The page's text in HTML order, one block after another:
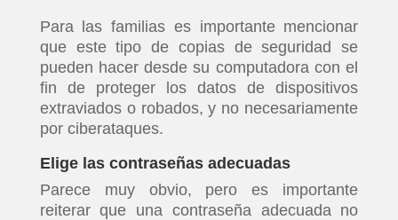
Para las familias es importante mencionar
que este tipo de copias de seguridad se
pueden hacer desde su computadora con el
fin de proteger los datos de dispositivos
extraviados o robados, y no necesariamente
por ciberataques.
Elige las contraseñas adecuadas
Parece muy obvio, pero es importante
reiterar que una contraseña adecuada no